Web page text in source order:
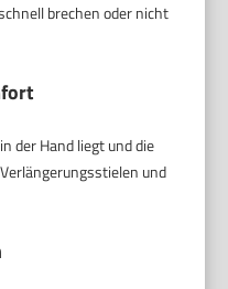
brechen oder nicht
der Hand liegt und die
und